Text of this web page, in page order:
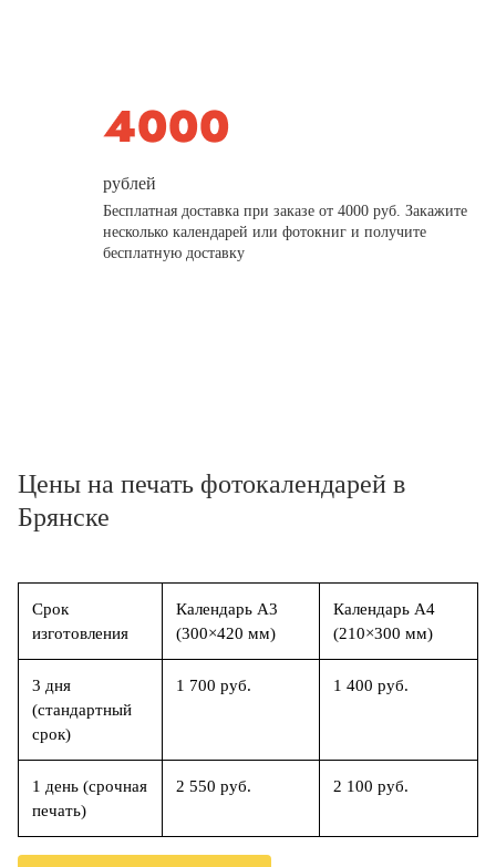
рублей
Бесплатная доставка при заказе от 4000 руб. Закажите
несколько календарей или фотокниг и получите
бесплатную доставку
Цены на печать фотокалендарей в
Брянске
Срок
изготовления
Календарь А3
(300×420 мм)
Календарь А4
(210×300 мм)
3 дня
(стандартный
срок)
1 700 руб. 1 400 руб.
1 день (срочная
печать)
2 550 руб. 2 100 руб.